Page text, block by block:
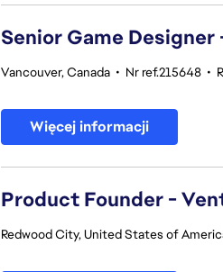
Senior Game Designer
Vancouver, Canada • Nr ref.215648 •
Więcej informacji
Product Founder -
Redwood City, United States of